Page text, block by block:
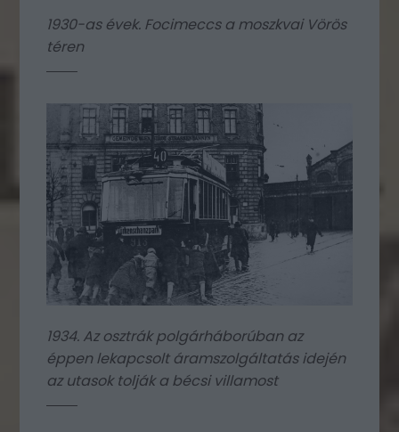
1930-as évek. Focimeccs a moszkvai Vörös
téren
1934. Az osztrák polgárháborúban az
éppen lekapcsolt áramszolgáltatás idején
az utasok tolják a bécsi villamost